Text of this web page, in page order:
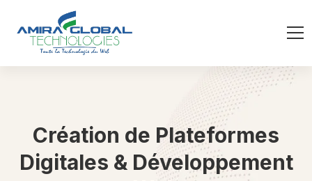
Création de Plateformes
Digitales & Développement